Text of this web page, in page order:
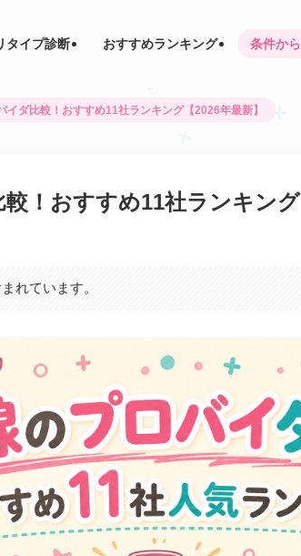
タイプ診断 おすすめランキング 条件か
イダ比較！おすすめ11社ランキング【2026年最新】
！おすすめ11社ランキング
れています。